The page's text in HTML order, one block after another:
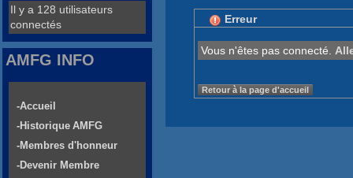
Erreur
Vous n'êtes pas connecté.
Retour à la page d'accueil
Il y a 128 utilisateurs
connectés
AMFG INFO
-Accueil
-Historique AMFG
-Membres d'honneur
-Devenir Membre